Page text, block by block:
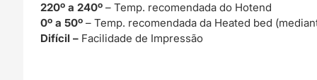
220º a 240º– Temp. recomendada do Hotend
0º a 50º– Temp. recomendada da Heated bed
Difícil – Facilidade de Impressão